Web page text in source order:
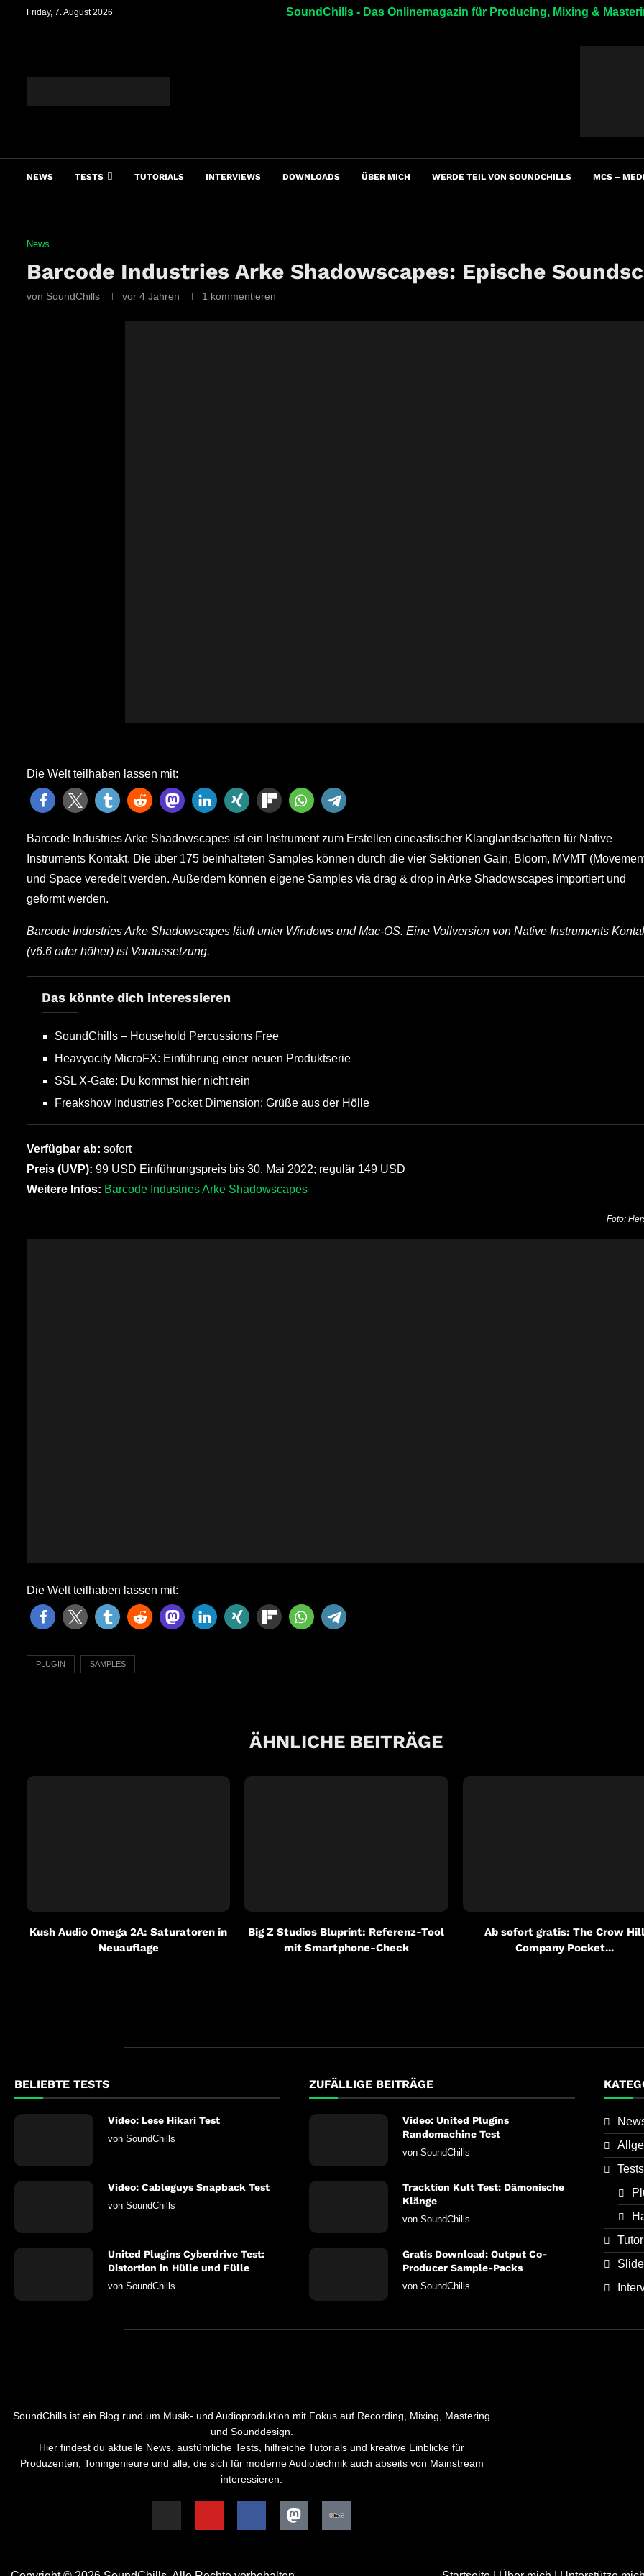
Friday, 7. August 2026 SoundChills - Das Onlinemagazin für Producing, Mixing &
NEWS TESTS TUTORIALS INTERVIEWS DOWNLOADS ÜBER MICH WERDE TEIL VON SOUNDCHILLS MCS –
News
Barcode Industries Arke Shadowscapes: Epische
von SoundChills vor 4 Jahren 1 kommentieren
Die Welt teilhaben lassen mit:
Barcode Industries Arke Shadowscapes ist ein Instrument zum Erstellen cineastischer Klanglandschaften für Native
Instruments Kontakt. Die über 175 beinhalteten Samples können durch die vier Sektionen Gain, Bloom, MVMT
und Space veredelt werden. Außerdem können eigene Samples via drag & drop in Arke Shadowscapes importiert und
geformt werden.
Barcode Industries Arke Shadowscapes läuft unter Windows und Mac-OS. Eine Vollversion von Native Instruments
(v6.6 oder höher) ist Voraussetzung.
Das könnte dich interessieren
SoundChills – Household Percussions Free
Heavyocity MicroFX: Einführung einer neuen Produktserie
SSL X-Gate: Du kommst hier nicht rein
Freakshow Industries Pocket Dimension: Grüße aus der Hölle
Verfügbar ab: sofort
Preis (UVP): 99 USD Einführungspreis bis 30. Mai 2022; regulär 149 USD
Weitere Infos: Barcode Industries Arke Shadowscapes
Foto:
Die Welt teilhaben lassen mit:
PLUGIN SAMPLES
ÄHNLICHE BEITRÄGE
Kush Audio Omega 2A: Saturatoren in
Neuauflage
Big Z Studios Bluprint: Referenz-Tool
mit Smartphone-Check
Ab sofort gratis: The Crow Hill
Company Pocket...
BELIEBTE TESTS
Video: Lese Hikari Test
von SoundChills
Video: Cableguys Snapback Test
von SoundChills
United Plugins Cyberdrive Test:
Distortion in Hülle und Fülle
von SoundChills
ZUFÄLLIGE BEITRÄGE
Video: United Plugins
Randomachine Test
von SoundChills
Tracktion Kult Test: Dämonische
Klänge
von SoundChills
Gratis Download: Output Co-
Producer Sample-Packs
von SoundChills
Tests
SoundChills ist ein Blog rund um Musik- und Audioproduktion mit Fokus auf Recording, Mixing, Mastering
und Sounddesign.
Hier findest du aktuelle News, ausführliche Tests, hilfreiche Tutorials und kreative Einblicke für
Produzenten, Toningenieure und alle, die sich für moderne Audiotechnik auch abseits von Mainstream
interessieren.